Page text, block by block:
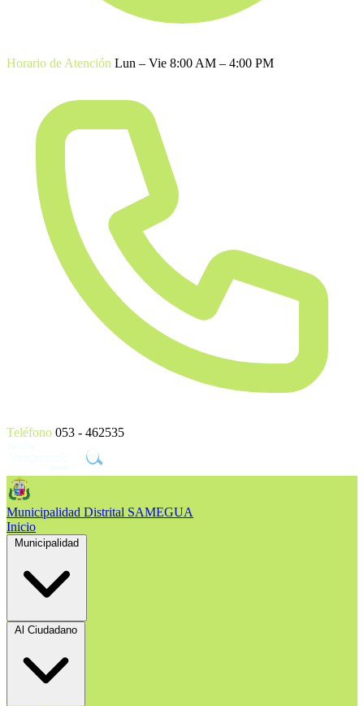
Horario de Atención Lun – Vie 8:00 AM – 4:00 PM
Teléfono 053 - 462535
Municipalidad Distrital SAMEGUA
Inicio
Municipalidad
Al Ciudadano